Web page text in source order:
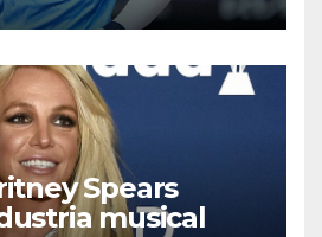
Spears
musical